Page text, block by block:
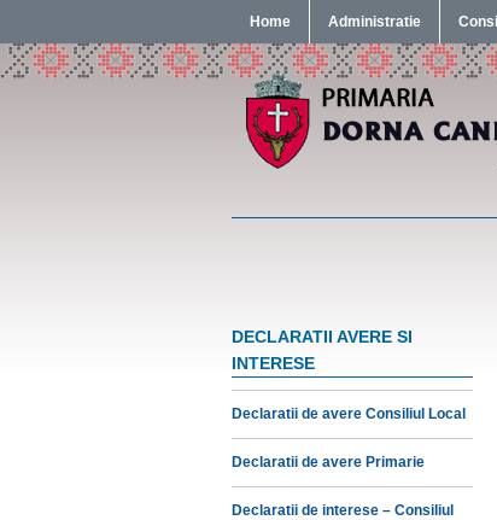
Home Administratie
DECLARATII AVERE SI
INTERESE
Declaratii de avere Consiliul Local
Declaratii de avere Primarie
Declaratii de interese – Consiliul